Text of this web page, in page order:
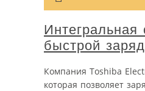
Интегральная
быстрой
Компания Toshiba
которая позволяет